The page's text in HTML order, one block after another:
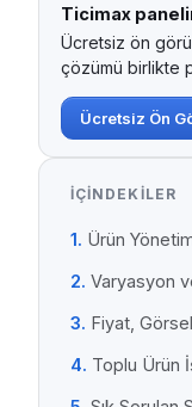
Ticimax
Ücretsiz ön
çözümü birlikte
Ücretsiz Ön
İÇINDEKILER
Ürün
Varyasyon
Fiyat,
Toplu Ürün